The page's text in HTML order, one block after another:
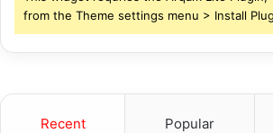
from the Theme settings menu > Install
Recent Popular